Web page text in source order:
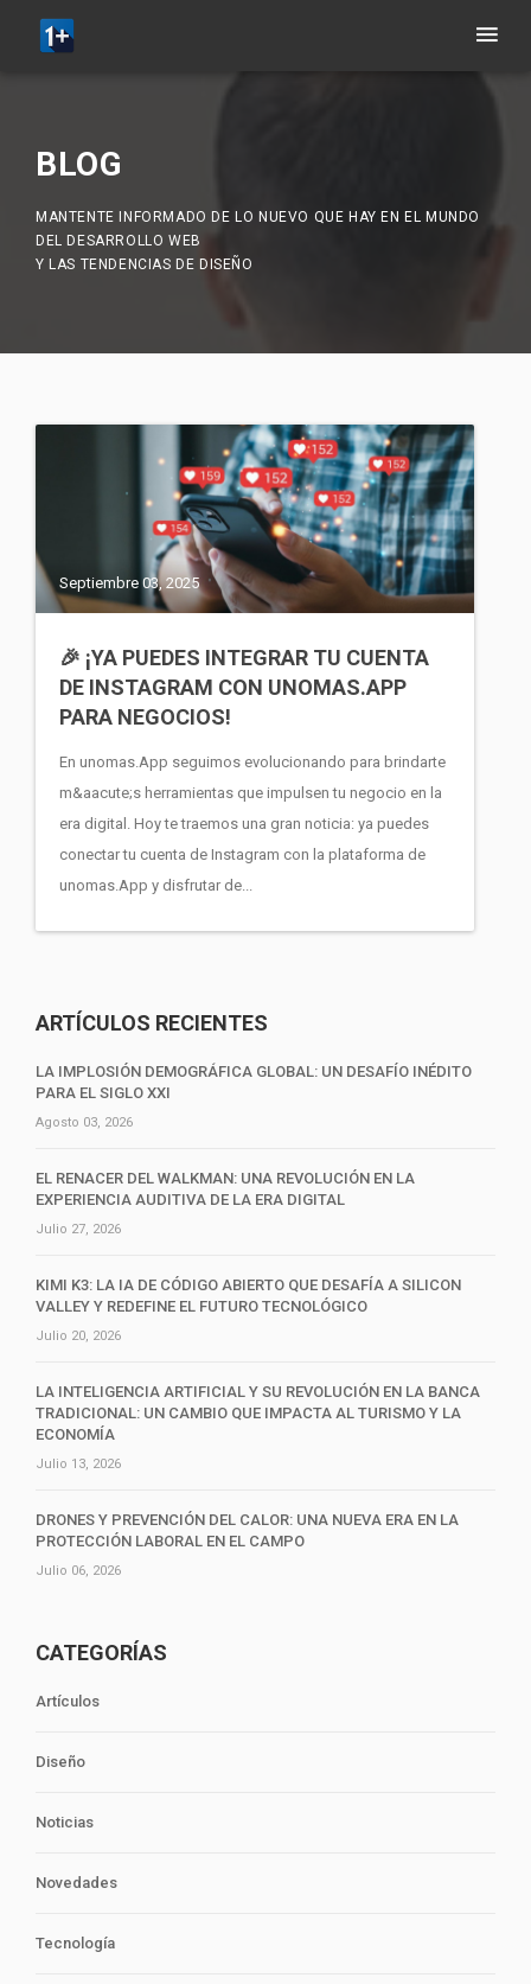
BLOG
MANTENTE INFORMADO DE LO NUEVO QUE HAY EN EL MUNDO
DEL DESARROLLO WEB
Y LAS TENDENCIAS DE DISEÑO
Septiembre 03, 2025
🎉 ¡YA PUEDES INTEGRAR TU CUENTA
DE INSTAGRAM CON UNOMAS.APP
PARA NEGOCIOS!
En unomas.App seguimos evolucionando para brindarte
m&aacute;s herramientas que impulsen tu negocio en la
era digital. Hoy te traemos una gran noticia: ya puedes
conectar tu cuenta de Instagram con la plataforma de
unomas.App y disfrutar de...
ARTÍCULOS RECIENTES
LA IMPLOSIÓN DEMOGRÁFICA GLOBAL: UN DESAFÍO INÉDITO
PARA EL SIGLO XXI
Agosto 03, 2026
EL RENACER DEL WALKMAN: UNA REVOLUCIÓN EN LA
EXPERIENCIA AUDITIVA DE LA ERA DIGITAL
Julio 27, 2026
KIMI K3: LA IA DE CÓDIGO ABIERTO QUE DESAFÍA A SILICON
VALLEY Y REDEFINE EL FUTURO TECNOLÓGICO
Julio 20, 2026
LA INTELIGENCIA ARTIFICIAL Y SU REVOLUCIÓN EN LA BANCA
TRADICIONAL: UN CAMBIO QUE IMPACTA AL TURISMO Y LA
ECONOMÍA
Julio 13, 2026
DRONES Y PREVENCIÓN DEL CALOR: UNA NUEVA ERA EN LA
PROTECCIÓN LABORAL EN EL CAMPO
Julio 06, 2026
CATEGORÍAS
Artículos
Diseño
Noticias
Novedades
Tecnología